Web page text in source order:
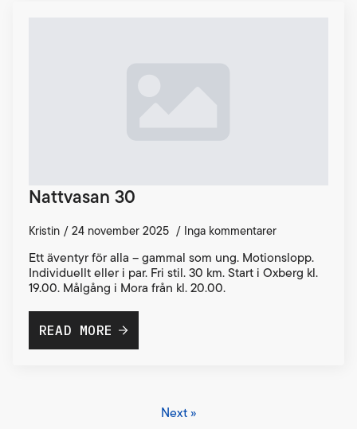
Nattvasan 30
Kristin 24 november 2025 Inga kommentarer
Ett äventyr för alla – gammal som ung. Motionslopp.
Individuellt eller i par. Fri stil. 30 km. Start i Oxberg kl.
19.00. Målgång i Mora från kl. 20.00.
READ MORE
Next »